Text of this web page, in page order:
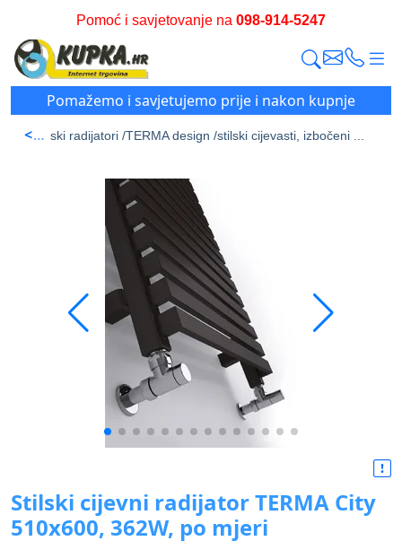
Pomoć i savjetovanje na 098-914-5247
Pomažemo i savjetujemo prije i nakon kupnje
<
Kupaonski radijatori /TERMA design /stilski cijevasti, izbočeni ...
Stilski cijevni radijator TERMA City
510x600, 362W, po mjeri